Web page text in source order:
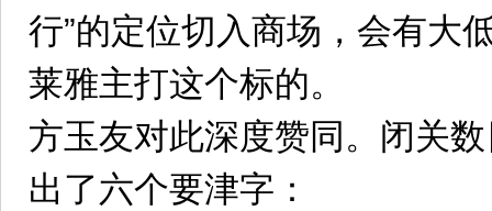
行”的定位切入商场，会有大
莱雅主打这个标的。
方玉友对此深度赞同。闭关
出了六个要津字：